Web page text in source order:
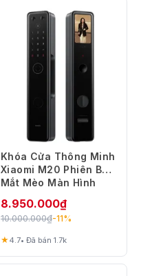
Khóa Cửa Thông Minh
Xiaomi M20 Phiên Bản
Mắt Mèo Màn Hình
8.950.000₫
10.000.000₫-11%
★4.7• Đã bán 1.7k